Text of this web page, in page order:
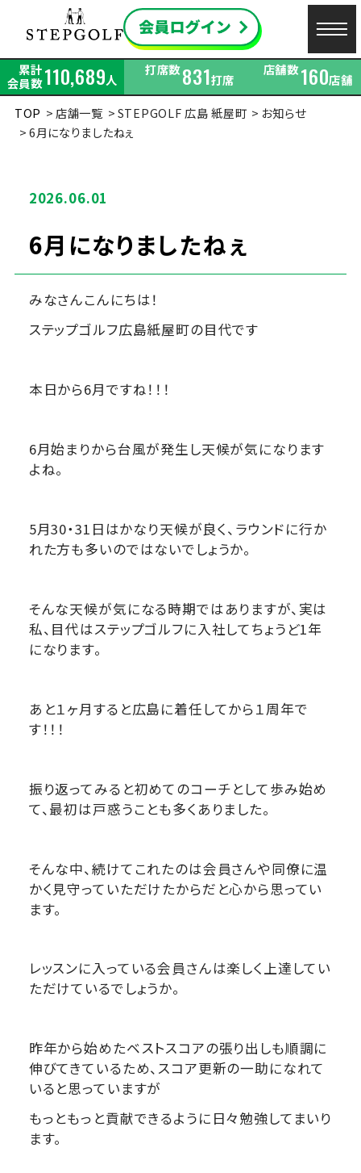
累計
会員数110,689人
打席数831打席
店舗数160店舗
TOP
店舗一覧 STEPGOLF 広島 紙屋町
お知らせ
6月になりましたねぇ
2026.06.01
6月になりましたねぇ
みなさんこんにちは！
ステップゴルフ広島紙屋町の目代です
本日から6月ですね！！！
6月始まりから台風が発生し天候が気になります
よね。
5月30・31日はかなり天候が良く、ラウンドに行か
れた方も多いのではないでしょうか。
そんな天候が気になる時期ではありますが、実は
私、目代はステップゴルフに入社してちょうど1年
になります。
あと１ヶ月すると広島に着任してから１周年で
す！！！
振り返ってみると初めてのコーチとして歩み始め
て、最初は戸惑うことも多くありました。
そんな中、続けてこれたのは会員さんや同僚に温
かく見守っていただけたからだと心から思ってい
ます。
レッスンに入っている会員さんは楽しく上達してい
ただけているでしょうか。
昨年から始めたベストスコアの張り出しも順調に
伸びてきているため、スコア更新の一助になれて
いると思っていますが
もっともっと貢献できるように日々勉強してまいり
ます。